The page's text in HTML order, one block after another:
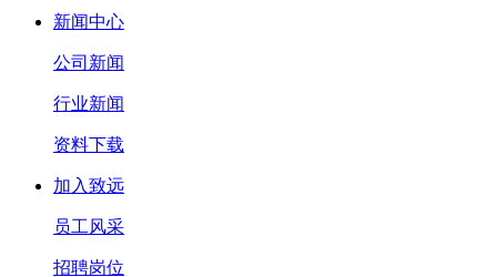
新闻中心
公司新闻
行业新闻
资料下载
加入致远
员工风采
招聘岗位